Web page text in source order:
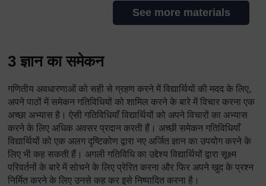
See more materials
3 ज्ञान का समेकन
गणितीय अवधारणाओं को सही से ग्रहण करने में विद्यार्थियों की मदद के लिए,
अपने पाठों में समेकन गतिविधियों को शामिल करने के बारे में विचार करना एक
अच्छा अभ्यास है। ऐसी गतिविधियाँ विद्यार्थियों को अपने विचारों का अभ्यास
करने के लिए अधिक अवसर प्रदान करती हैं। अच्छी समेकन गतिविधियाँ
विद्यार्थियों को एक अलग दृष्टिकोण द्वारा नए अर्जित ज्ञान का उपयोग करने के
लिए भी कह सकती हैं। अगली गतिविधि का उद्देश्य विद्यार्थियों द्वारा सूक्ष्म
परिवर्तनों के बारे में सोचने के लिए प्रेरित करना और फिर अपने खुद के प्रश्न
निर्मित करने के लिए उनसे कह कर इसे निष्पादित करना है।